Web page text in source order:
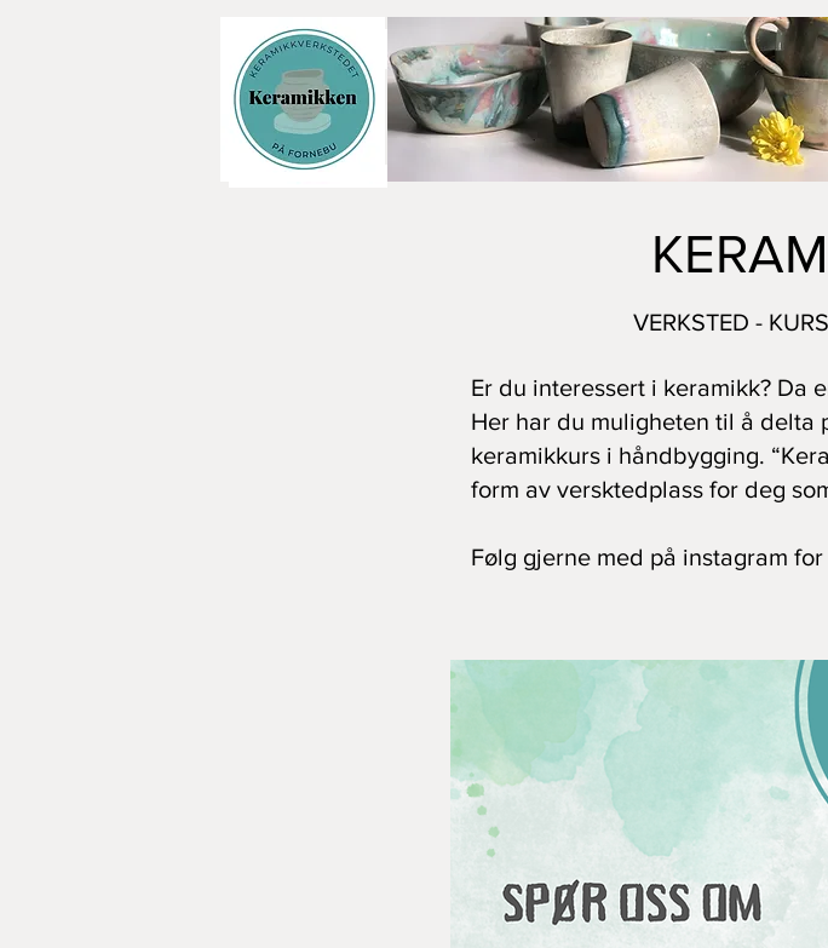
VERKSTED -
Er du interessert i keramikk? Da
Her har du muligheten til å delta
keramikkurs i håndbygging.
form av versktedplass for deg
Følg gjerne med på instagram
KERAMIKKEN